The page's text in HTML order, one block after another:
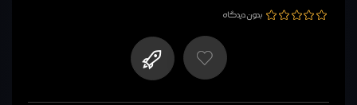
بدون دیدگاه